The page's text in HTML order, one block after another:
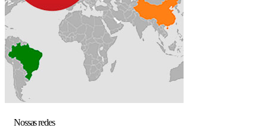
Nossas redes